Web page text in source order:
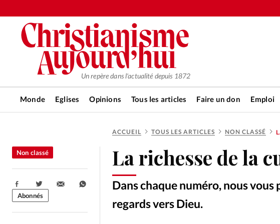
Un repère dans l'actualité depuis 1872
Monde Eglises Opinions Tous les articles Faire un don Emploi
RUBRIQUES
Tous les articles
Actualité chrétienne
Actualité internationale
Chronique
ACCUEIL TOUS LES ARTICLES NON CLASSÉ
La richesse de la
Dans chaque numéro, nous
regards vers Dieu.
Non classé
Partager:
Abonnés